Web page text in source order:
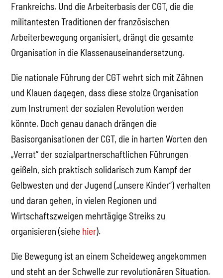
Frankreichs. Und die Arbeiterbasis der CGT, die die
militantesten Traditionen der französischen
Arbeiterbewegung organisiert, drängt die gesamte
Organisation in die Klassenauseinandersetzung.
Die nationale Führung der CGT wehrt sich mit Zähnen
und Klauen dagegen, dass diese stolze Organisation
zum Instrument der sozialen Revolution werden
könnte. Doch genau danach drängen die
Basisorganisationen der CGT, die in harten Worten den
„Verrat“ der sozialpartnerschaftlichen Führungen
geißeln, sich praktisch solidarisch zum Kampf der
Gelbwesten und der Jugend („unsere Kinder“) verhalten
und daran gehen, in vielen Regionen und
Wirtschaftszweigen mehrtägige Streiks zu
organisieren (siehe hier).
Die Bewegung ist an einem Scheideweg angekommen
und steht an der Schwelle zur revolutionären Situation.